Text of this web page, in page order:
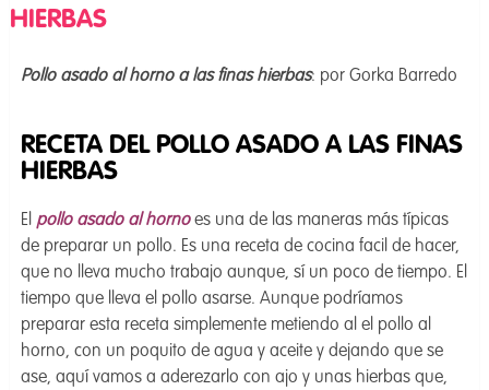
HIERBAS
Pollo asado al horno a las finas hierbas: por Gorka Barredo
RECETA DEL POLLO ASADO A LAS FINAS
HIERBAS
El pollo asado al hornoes una de las maneras más típicas
de preparar un pollo. Es una receta de cocina facil de hacer,
que no lleva mucho trabajo aunque, sí un poco de tiempo. El
tiempo que lleva el pollo asarse. Aunque podríamos
preparar esta receta simplemente metiendo al el pollo al
horno, con un poquito de agua y aceite y dejando que se
ase, aquí vamos a aderezarlo con ajo y unas hierbas que,